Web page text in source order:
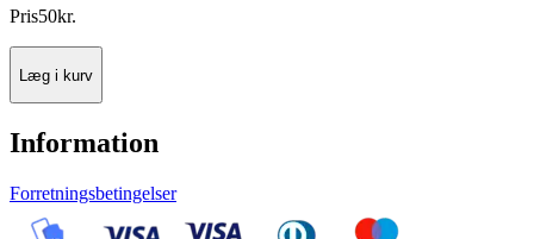
Pris50kr.
Læg i kurv
Information
Forretningsbetingelser